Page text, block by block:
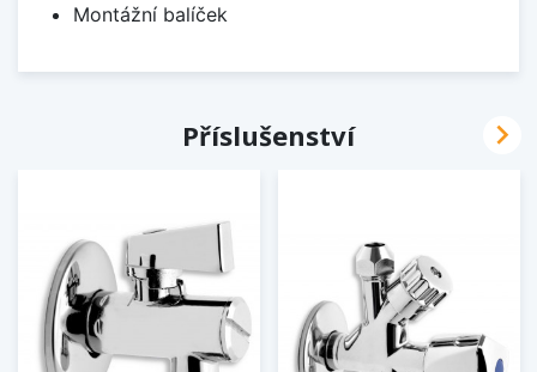
Montážní balíček
Příslušenství 